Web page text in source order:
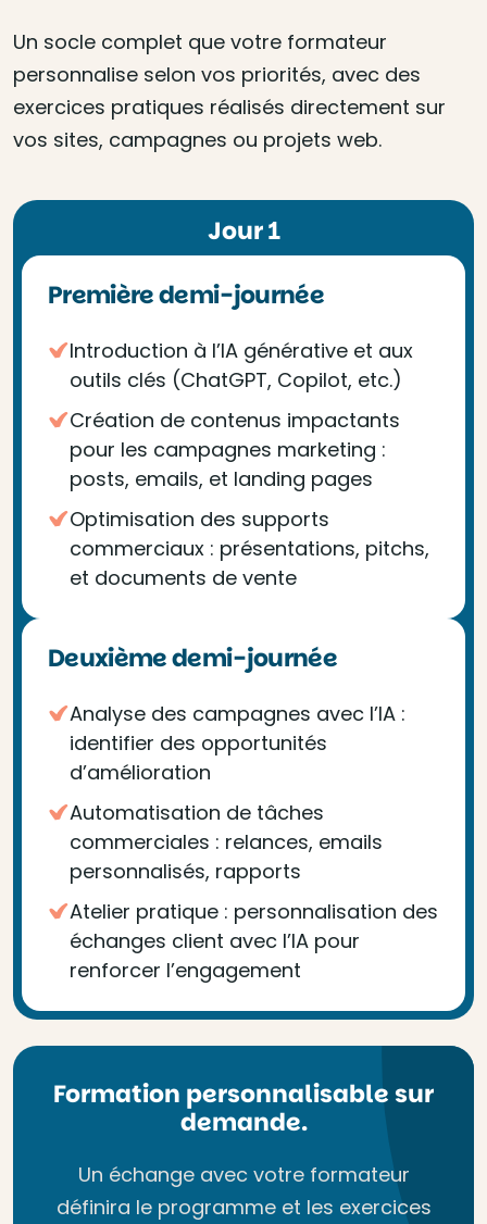
Un socle complet que votre formateur
personnalise selon vos priorités, avec des
exercices pratiques réalisés directement sur
vos sites, campagnes ou projets web.
Jour 1
Première demi-journée
Introduction à l’IA générative et aux
outils clés (ChatGPT, Copilot, etc.)
Création de contenus impactants
pour les campagnes marketing :
posts, emails, et landing pages
Optimisation des supports
commerciaux : présentations, pitchs,
et documents de vente
Deuxième demi-journée
Analyse des campagnes avec l’IA :
identifier des opportunités
d’amélioration
Automatisation de tâches
commerciales : relances, emails
personnalisés, rapports
Atelier pratique : personnalisation des
échanges client avec l’IA pour
renforcer l’engagement
Formation personnalisable sur
demande.
Un échange avec votre formateur
définira le programme et les exercices